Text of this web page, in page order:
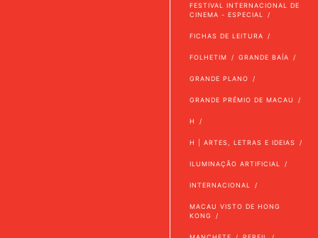
FESTIVAL INTERNACIONAL DE
CINEMA - ESPECIAL
FICHAS DE LEITURA
FOLHETIM GRANDE BAÍA
GRANDE PLANO
GRANDE PRÉMIO DE MACAU
H
H | ARTES, LETRAS E IDEIAS
ILUMINAÇÃO ARTIFICIAL
INTERNACIONAL
MACAU VISTO DE HONG
KONG